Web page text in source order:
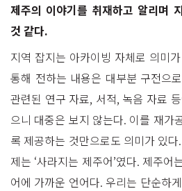
제주의 이야기를 취재하고 알리며
것 같다.
지역 잡지는 아카이빙 자체로 의미
통해 전하는 내용은 대부분 구전으
관련된 연구 자료, 서적, 녹음 자료
으니 대중은 보지 않는다. 이를 재가
록 제공하는 것만으로도 의미가 있
제는 ‘사라지는 제주어’였다. 제주
어에 가까운 언어다. 우리는 단순하